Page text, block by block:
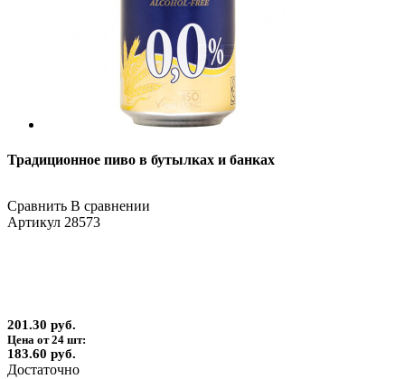
Традиционное пиво в бутылках и банках
Сравнить В сравнении
Артикул 28573
201.30 руб.
Цена от 24 шт:
183.60 руб.
Достаточно